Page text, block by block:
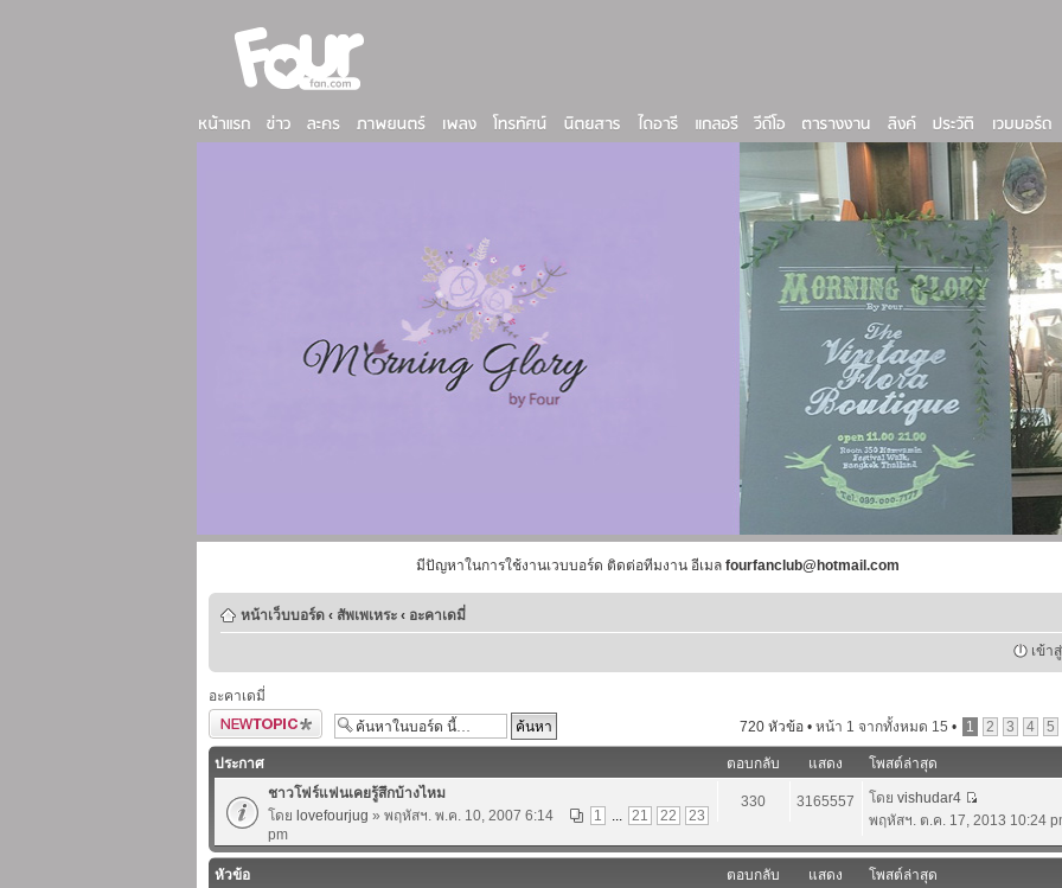
มีปัญหาในการใช้งานเวบบอร์ด ติดต่อทีมงาน อีเมล fourfanclub@hotmail.com
หน้าเว็บบอร์ด ‹ สัพเพเหระ ‹ อะคาเดมี่
เข้า
อะคาเดมี่
ตั้งกระทู้ใหม่
720 หัวข้อ • หน้า 1 จากทั้งหมด 15 • 1 2 3 4 5
ประกาศ ตอบกลับ แสดง
โพสต์ล่าสุด
ชาวโฟร์แฟนเคยรู้สึกบ้างไหม
1
... 21 22 23
โดย lovefourjug » พฤหัสฯ. พ.ค. 10, 2007 6:14
pm
330 3165557 โดย vishudar4
พฤหัสฯ. ต.ค. 17, 2013 10:24
หัวข้อ ตอบกลับ แสดง
โพสต์ล่าสุด